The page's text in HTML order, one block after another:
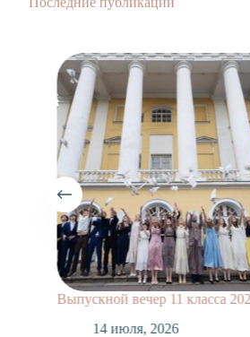
Выпускной вечер 11 класса
14 июля, 2026